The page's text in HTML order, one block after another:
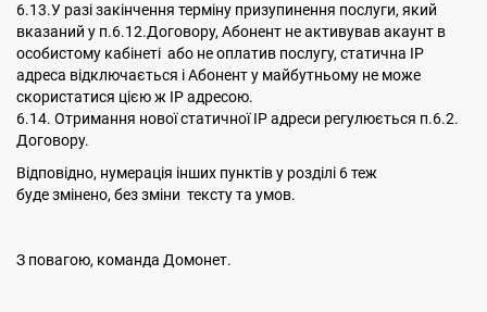
6.13.У разі закінчення терміну призупинення послуги, який
вказаний у п.6.12.Договору, Абонент не активував акаунт в
особистому кабінеті або не оплатив послугу, статична IP
адреса відключається і Абонент у майбутньому не може
скористатися цією ж IP адресою.
6.14. Отримання нової статичної ІР адреси регулюється п.6.2.
Договору.
Відповідно, нумерація інших пунктів у розділі 6 теж
буде змінено, без зміни тексту та умов.
З повагою, команда Домонет.